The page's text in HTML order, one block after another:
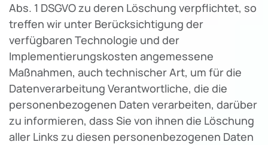
Abs. 1 DSGVO zu deren Löschung verpflichtet, so
treffen wir unter Berücksichtigung der
verfügbaren Technologie und der
Implementierungskosten angemessene
Maßnahmen, auch technischer Art, um für die
Datenverarbeitung Verantwortliche, die die
personenbezogenen Daten verarbeiten, darüber
zu informieren, dass Sie von ihnen die Löschung
aller Links zu diesen personenbezogenen Daten